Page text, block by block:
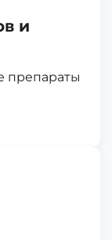
и
препараты